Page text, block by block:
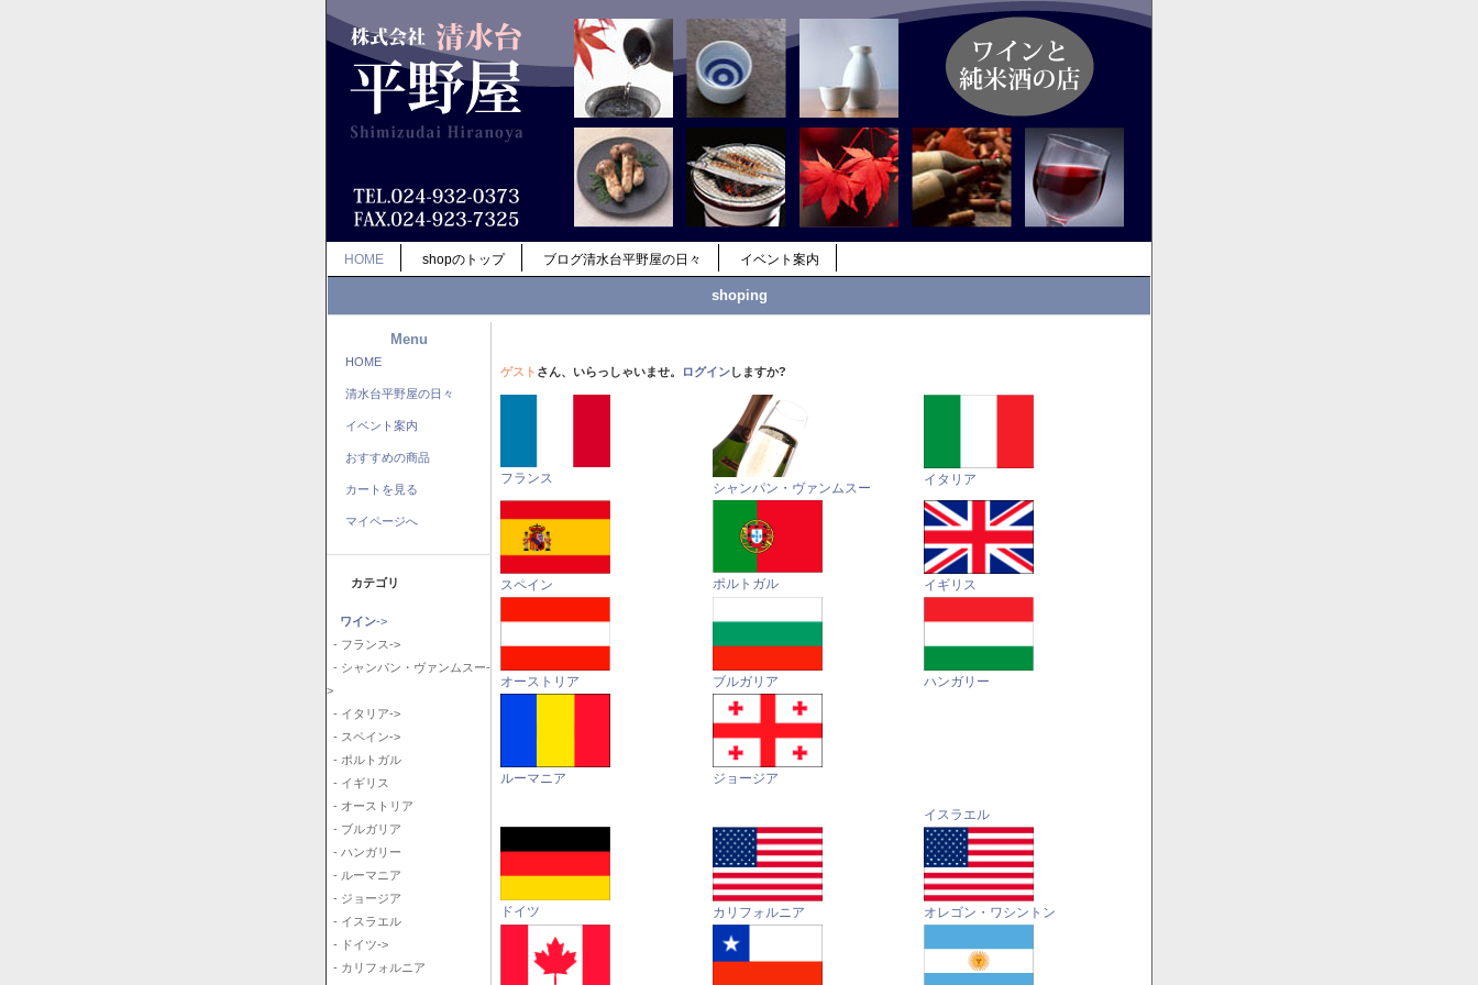
HOME shopのトップ ブログ清水台平野屋の日々 イベント案内
shoping
Menu
HOME
清水台平野屋の日々
イベント案内
おすすめの商品
カートを見る
マイページへ
カテゴリ
ワイン->
- フランス->
- シャンパン・ヴァンムスー-
>
- イタリア->
- スペイン->
- ポルトガル
- イギリス
- オーストリア
- ブルガリア
- ハンガリー
- ルーマニア
- ジョージア
- イスラエル
- ドイツ->
- カリフォルニア
ゲスト さん、いらっしゃいませ。 ログインしますか?
フランス
シャンパン・ヴァンムスー
イタリア
スペイン ポルトガル イギリス
オーストリア ブルガリア ハンガリー
ルーマニア ジョージア
イスラエル
ドイツ カリフォルニア オレゴン・ワシントン